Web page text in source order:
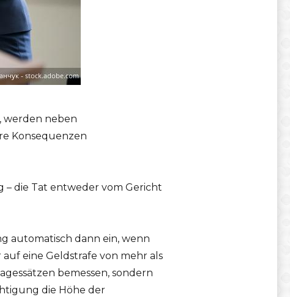
werden neben
Konsequenzen
die Tat entweder vom Gericht
automatisch dann ein, wenn
eine Geldstrafe von mehr als
bemessen, sondern
die Höhe der